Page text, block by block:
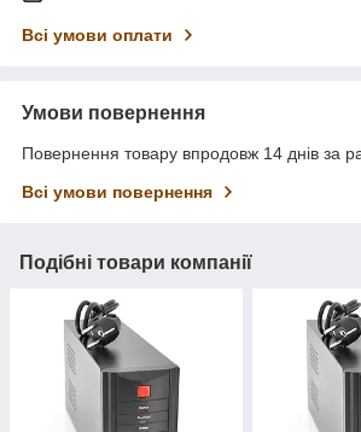
Всі умови оплати
Умови повернення
Повернення товару впродовж 14 днів за
Всі умови повернення
Подібні товари компанії